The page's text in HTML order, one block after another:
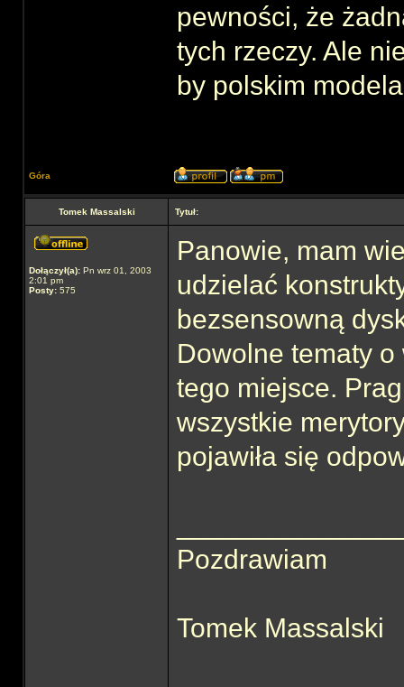
pewności, że
tych rzeczy. Ale
by polskim
Góra
Tomek Massalski Tytuł:
Dołączył(a): Pn wrz 01, 2003
2:01 pm
Posty: 575
Panowie, mam
udzielać
bezsensowną
Dowolne tematy
tego miejsce.
wszystkie
pojawiła się
Pozdrawiam
Tomek Massalski